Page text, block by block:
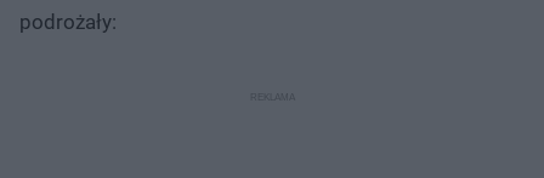
podrożały: